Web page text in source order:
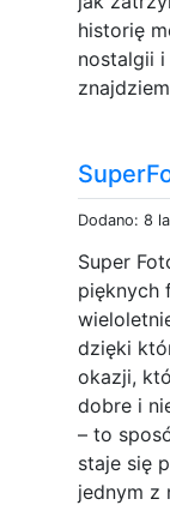
historię
nostalgii
Dodano: 8
Super
pięknych
dzięki
okazji,
dobre i
– to
staje się
jednym z